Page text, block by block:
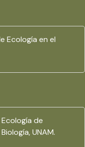
Ecología en el
de
UNAM.